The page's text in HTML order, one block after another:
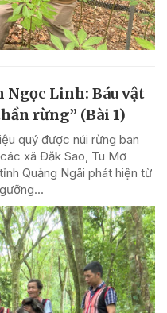
Ngọc Linh: Báu vật
rừng” (Bài 1)
quý được núi rừng ban
xã Đăk Sao, Tu Mơ
Quảng Ngãi phát hiện từ